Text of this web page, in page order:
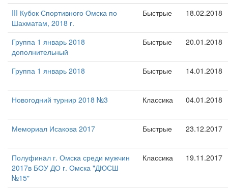
III Кубок Спортивного Омска по
Шахматам, 2018 г.
Быстрые 18.02.2018
Группа 1 январь 2018
дополнительный
Быстрые 20.01.2018
Группа 1 январь 2018 Быстрые 14.01.2018
Новогодний турнир 2018 №3 Классика 04.01.2018
Мемориал Исакова 2017 Быстрые 23.12.2017
Полуфинал г. Омска среди мужчин
2017в БОУ ДО г. Омска "ДЮСШ
№15"
Классика 19.11.2017